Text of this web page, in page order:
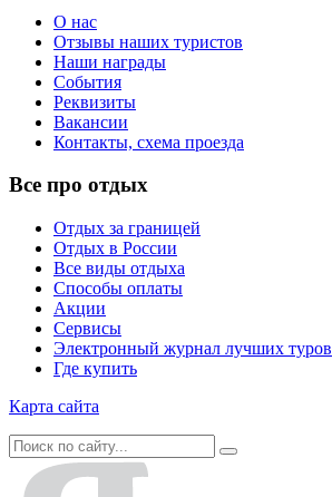
О нас
Отзывы наших туристов
Наши награды
События
Реквизиты
Вакансии
Контакты, схема проезда
Все про отдых
Отдых за границей
Отдых в России
Все виды отдыха
Способы оплаты
Акции
Сервисы
Электронный журнал лучших туров
Где купить
Карта сайта